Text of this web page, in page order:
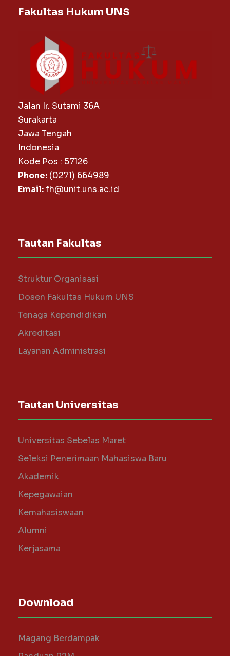
Fakultas Hukum UNS
Jalan Ir. Sutami 36A
Surakarta
Jawa Tengah
Indonesia
Kode Pos : 57126
Phone: (0271) 664989
Email:fh@unit.uns.ac.id
Tautan Fakultas
Struktur Organisasi
Dosen Fakultas Hukum UNS
Tenaga Kependidikan
Akreditasi
Layanan Administrasi
Tautan Universitas
Universitas Sebelas Maret
Seleksi Penerimaan Mahasiswa Baru
Akademik
Kepegawaian
Kemahasiswaan
Alumni
Kerjasama
Download
Magang Berdampak